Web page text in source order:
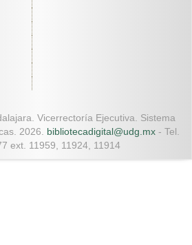
Vicerrectoría Ejecutiva. Sistema
2026. bibliotecadigital@udg.mx - Tel.
ext. 11959, 11924, 11914